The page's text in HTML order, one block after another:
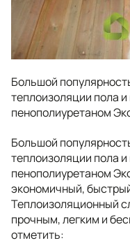
Большой
теплоизоляции пола
пенополиуретаном
Большой
теплоизоляции пола
пенополиуретаном
экономичный,
Теплоизоляционный
прочным, легким и
отметить: